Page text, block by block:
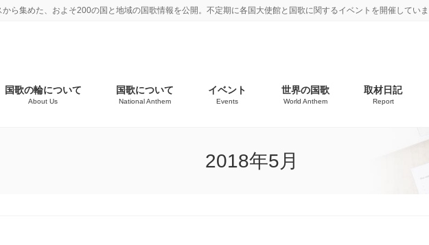
ら集めた、およそ200の国と地域の国歌情報を公開。不定期に各国大使館と国歌に関するイベントを開催していま
国歌の輪について
About Us
国歌について
National Anthem
イベント
Events
世界の国歌
World Anthem
取材日記
Report
2018年5月